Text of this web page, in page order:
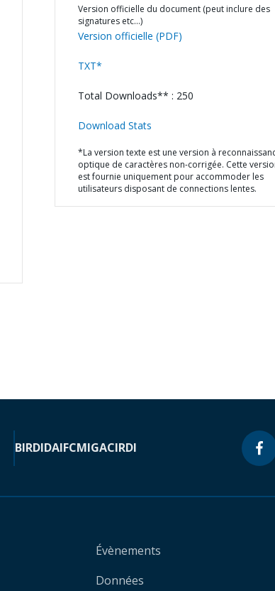
Version officielle du document (peut inclure des
signatures etc…)
Version officielle (PDF)
TXT*
Total Downloads** : 250
Download Stats
*La version texte est une version à
optique de caractères non-corrigée. Cette
est fournie uniquement pour accommoder les
utilisateurs disposant de connections lentes.
BIRDIDAIFCMIGACIRDI
Évènements
Données